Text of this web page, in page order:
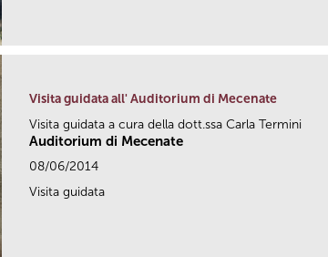
Visita guidata all' Auditorium di Mecenate
Visita guidata a cura della dott.ssa Carla Termini
Auditorium di Mecenate
08/06/2014
Visita guidata